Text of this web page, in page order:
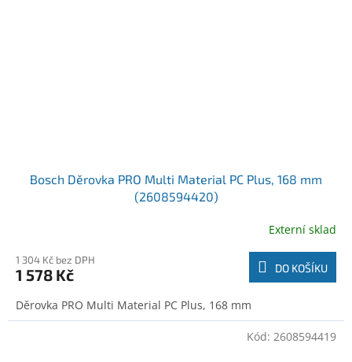
Bosch Děrovka PRO Multi Material PC Plus, 168 mm
(2608594420)
Externí sklad
1 304 Kč bez DPH
1 578 Kč DO KOŠÍKU
Děrovka PRO Multi Material PC Plus, 168 mm
Kód: 2608594419